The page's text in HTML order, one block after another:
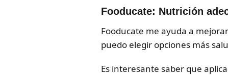
Fooducate: Nutrición
Fooducate me ayuda a
puedo elegir opciones más
Es interesante saber que